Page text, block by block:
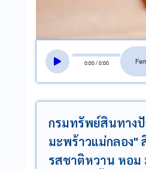
0:00/0:00
กรมทรัพย์สินทาง
มะพร้าวแม่กลอง"
รสชาติหวาน หอม